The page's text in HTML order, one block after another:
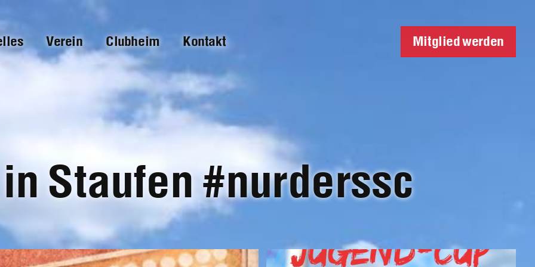
Verein Clubheim Kontakt Mitglied werden
Staufen #nurderssc